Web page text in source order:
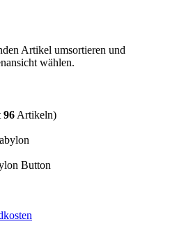
Artikel umsortieren und
wählen.
96 Artikeln)
Button